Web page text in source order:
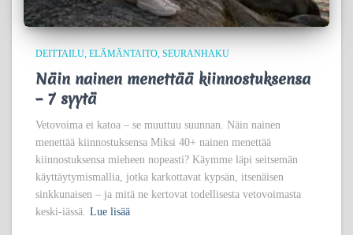
DEITTAILU ELÄMÄNTAITO SEURANHAKU
Näin nainen menettää kiinnostuksensa
– 7 syytä
Vetovoima ei katoa – se muuttuu suunnan. Näin nainen
menettää kiinnostuksensa Miksi 40+ nainen menettää
kiinnostuksensa mieheen nopeasti? Käymme läpi seitsemän
käyttäytymismallia, jotka karkottavat kypsän, itsenäisen
sinkkunaisen – ja mitä ne kertovat todellisesta vetovoimasta
keski-iässä. Lue lisää